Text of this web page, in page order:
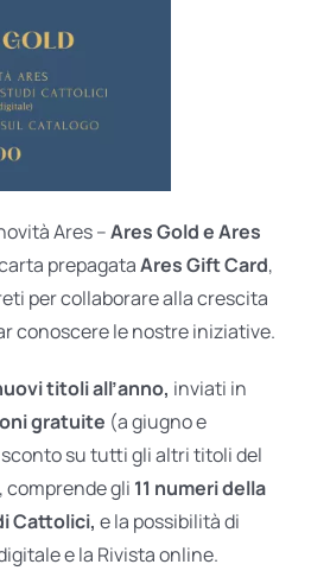
Ares –Ares Gold e Ares
prepagataAres Gift Card,
per collaborare alla crescita
conoscere le nostre iniziative.
titoli all’anno, inviati in
gratuite (a giugno e
su tutti gli altri titoli del
comprende gli 11 numeri della
Cattolici, e la possibilità di
e la Rivista online.